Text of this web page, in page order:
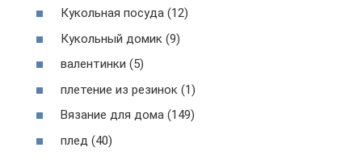
Кукольная посуда (12)
Кукольный домик (9)
валентинки (5)
плетение из резинок (1)
Вязание для дома (149)
плед (40)